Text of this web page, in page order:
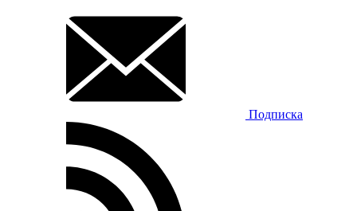
Подписка